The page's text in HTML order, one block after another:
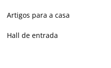
Artigos para a casa
Hall de entrada